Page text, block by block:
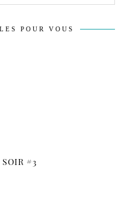
POUR VOUS
#3